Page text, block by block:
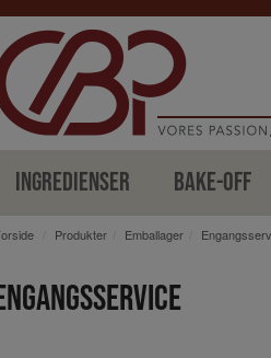
Ingredienser Bake-off
Produkter Emballager